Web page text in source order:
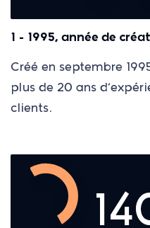
1 - 1995, année de
Créé en septembre
plus de 20 ans
clients.